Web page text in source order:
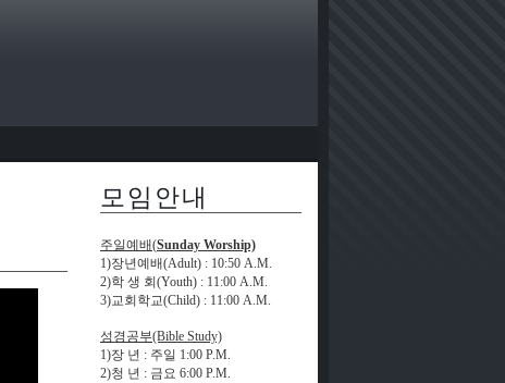
모임안내
주일예배(Sunday Worship)
1)장년예배(Adult) : 10:50 A.M.
2)학 생 회(Youth) : 11:00 A.M.
3)교회학교(Child) : 11:00 A.M.
성경공부(Bible Study)
1)장 년 : 주일 1:00 P.M.
2)청 년 : 금요 6:00 P.M.